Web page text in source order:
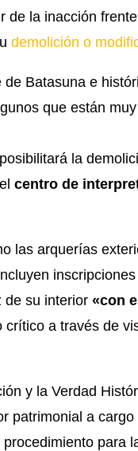
la inacción
demolición o
Batasuna e
que están
la
centro de
las arquerías
de su interior «con
a través de
y la Verdad
patrimonial a
para